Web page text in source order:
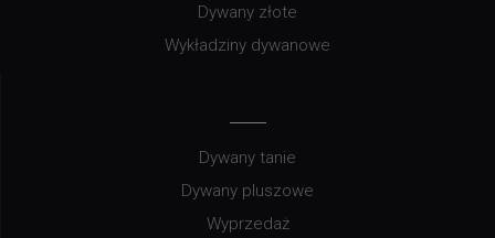
Dywany złote
Wykładziny dywanowe
Dywany tanie
Dywany pluszowe
Wyprzedaż